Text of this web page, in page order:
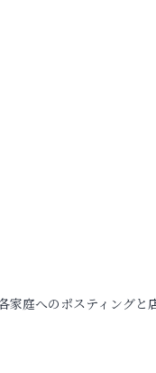
家庭へのポスティングと